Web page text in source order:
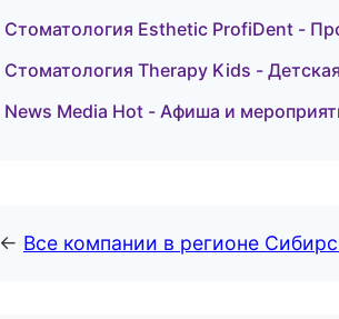
Стоматология Esthetic ProfiDent -
Стоматология Therapy Kids -
News Media Hot - Афиша и
← Все компании в регионе